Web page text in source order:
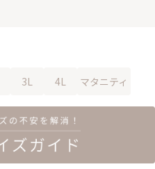
3L 4L マタニティ